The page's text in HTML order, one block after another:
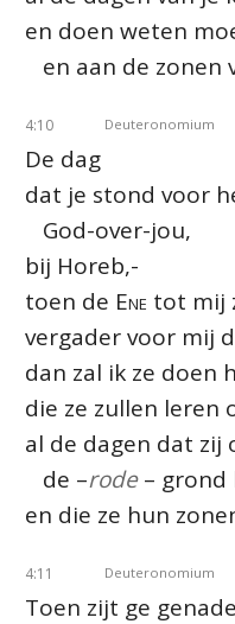
en doen weten
en aan de zonen
4:10 Deuteronomium
De dag
dat je stond voor
God-over-jou,
bij Horeb,-
toen de Ene tot mij
vergader voor mij
dan zal ik ze doen
die ze zullen leren
al de dagen dat zij
de –rode – grond
en die ze hun
4:11 Deuteronomium
Toen zijt ge